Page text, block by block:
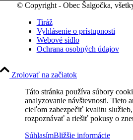
© Copyright - Obec Šalgočka,
Tiráž
Vyhlásenie o prístupnosti
Webové sídlo
Ochrana osobných údajov
Zrolovať na začiatok
Táto stránka používa súbory
analyzovanie návštevnosti. Tieto
cieľom zabezpečiť kvalitu
rozpoznávať a riešiť pokusy o
SúhlasímBližšie informácie